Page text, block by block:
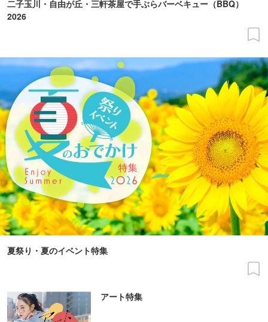
二子玉川・自由が丘・三軒茶屋で手ぶらバーベキュー（BBQ）
2026
夏祭り・夏のイベント特集
アート特集